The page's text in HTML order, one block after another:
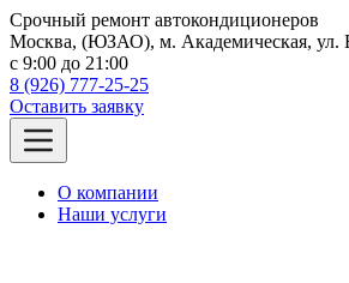
Срочный ремонт автокондиционеров
Москва, (ЮЗАО), м. Академическая, ул.
c 9:00 до 21:00
8 (926) 777-25-25
Оставить заявку
О компании
Наши услуги